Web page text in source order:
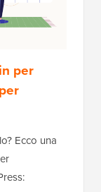
per
Ecco una